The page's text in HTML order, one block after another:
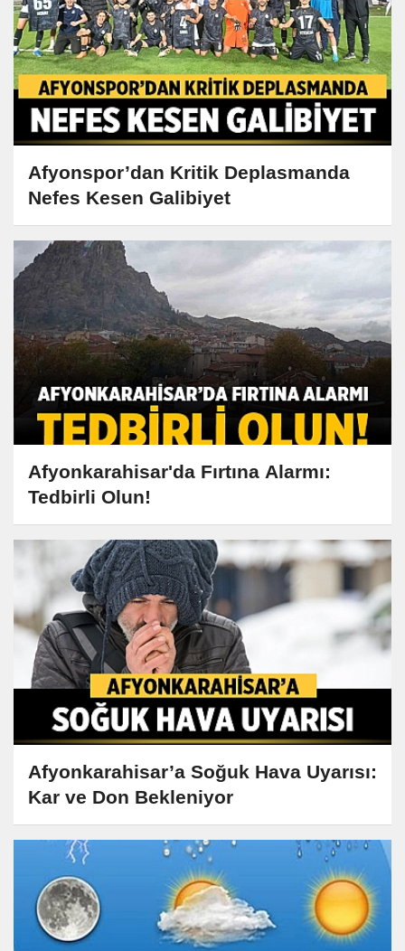
Afyonspor’dan Kritik Deplasmanda
Nefes Kesen Galibiyet
Afyonkarahisar'da Fırtına Alarmı:
Tedbirli Olun!
Afyonkarahisar’a Soğuk Hava Uyarısı:
Kar ve Don Bekleniyor